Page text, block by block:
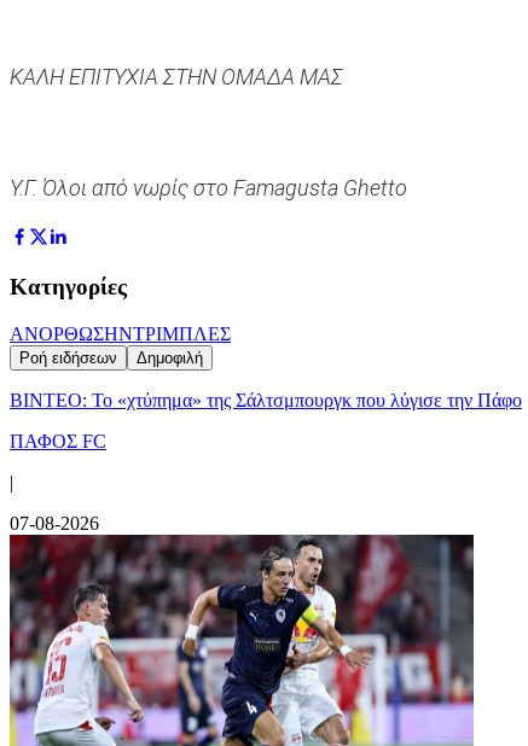
ΚΑΛΗ ΕΠΙΤΥΧΙΑ ΣΤΗΝ ΟΜΑΔΑ ΜΑΣ
Υ.Γ. Όλοι από νωρίς στο Famagusta Ghetto
Κατηγορίες
ΑΝΟΡΘΩΣΗΝΤΡΙΜΠΛΕΣ
Ροή ειδήσεων Δημοφιλή
ΒΙΝΤΕΟ: Το «χτύπημα» της Σάλτσμπουργκ που λύγισε την Πάφο
ΠΑΦΟΣ FC
|
07-08-2026